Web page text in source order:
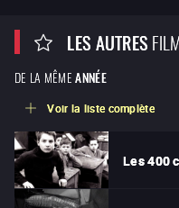
LES AUTRES
DE LA MÊME ANNÉE
Voir la liste complète
Les 400